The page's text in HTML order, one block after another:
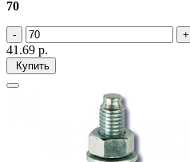
70
41.69 р.
Купить